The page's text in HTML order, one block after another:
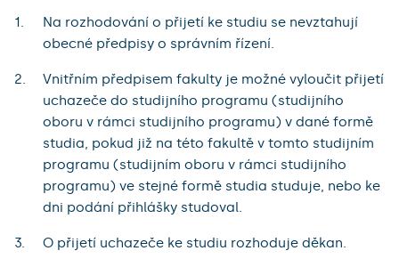
Na rozhodování o přijetí ke studiu se nevztahují
obecné předpisy o správním řízení.
Vnitřním předpisem fakulty je možné vyloučit přijetí
uchazeče do studijního programu (studijního
oboru v rámci studijního programu) v dané formě
studia, pokud již na této fakultě v tomto studijním
programu (studijním oboru v rámci studijního
programu) ve stejné formě studia studuje, nebo ke
dni podání přihlášky studoval.
O přijetí uchazeče ke studiu rozhoduje děkan.